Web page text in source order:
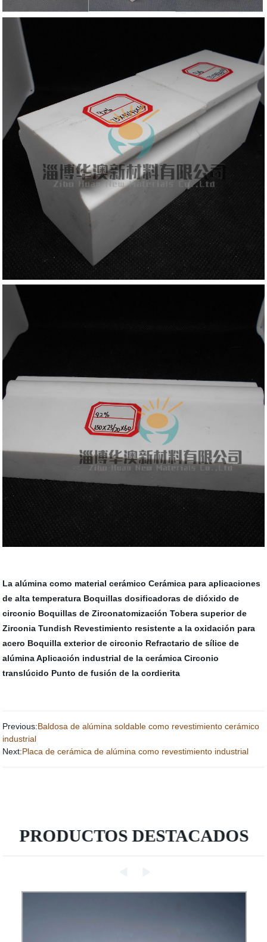
La alúmina como material cerámico Cerámica para aplicaciones
de alta temperatura Boquillas dosificadoras de dióxido de
circonio Boquillas de Zirconatomización Tobera superior de
Zirconia Tundish Revestimiento resistente a la oxidación para
acero Boquilla exterior de circonio Refractario de sílice de
alúmina Aplicación industrial de la cerámica Circonio
translúcido Punto de fusión de la cordierita
Previous:Baldosa de alúmina soldable como revestimiento cerámico
industrial
Next:Placa de cerámica de alúmina como revestimiento industrial
PRODUCTOS DESTACADOS